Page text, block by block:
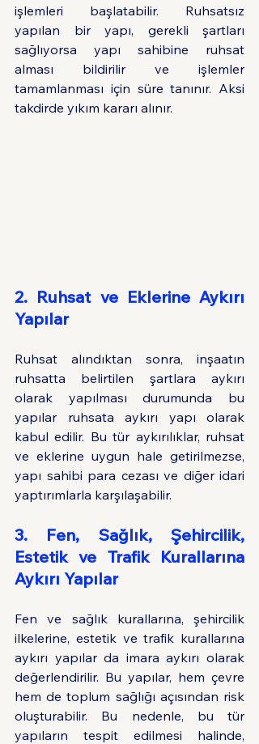
işlemleri başlatabilir. Ruhsatsız
yapılan bir yapı, gerekli şartları
sağlıyorsa yapı sahibine ruhsat
alması bildirilir ve işlemler
tamamlanması için süre tanınır. Aksi
takdirde yıkım kararı alınır.
2. Ruhsat ve Eklerine Aykırı
Yapılar
Ruhsat alındıktan sonra, inşaatın
ruhsatta belirtilen şartlara aykırı
olarak yapılması durumunda bu
yapılar ruhsata aykırı yapı olarak
kabul edilir. Bu tür aykırılıklar, ruhsat
ve eklerine uygun hale getirilmezse,
yapı sahibi para cezası ve diğer idari
yaptırımlarla karşılaşabilir.
3. Fen, Sağlık, Şehircilik,
Estetik ve Trafik Kurallarına
Aykırı Yapılar
Fen ve sağlık kurallarına, şehircilik
ilkelerine, estetik ve trafik kurallarına
aykırı yapılar da imara aykırı olarak
değerlendirilir. Bu yapılar, hem çevre
hem de toplum sağlığı açısından risk
oluşturabilir. Bu nedenle, bu tür
yapıların tespit edilmesi halinde,